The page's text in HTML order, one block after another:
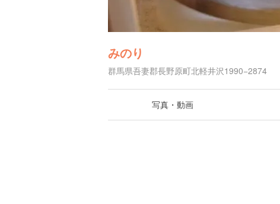
みのり
群馬県吾妻郡長野原町北軽井沢1990−2874
写真・動画